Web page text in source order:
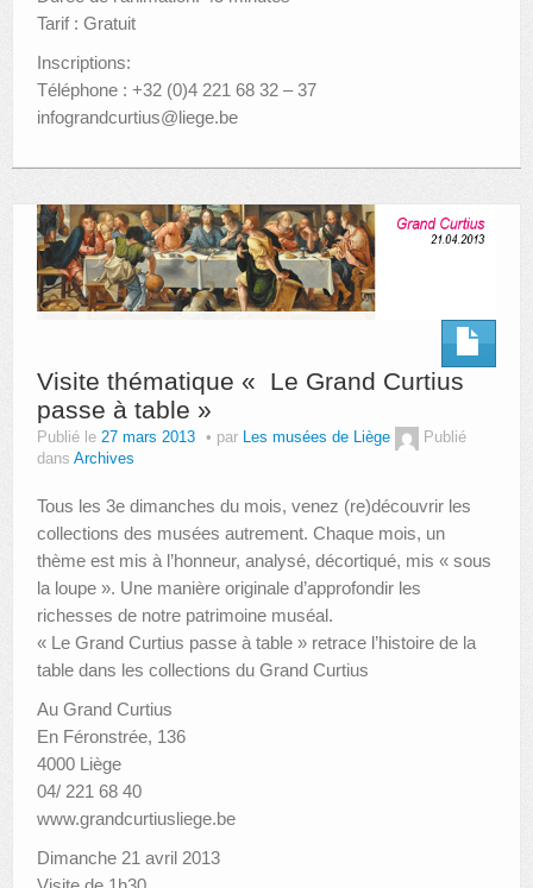
Tarif : Gratuit
Inscriptions:
Téléphone : +32 (0)4 221 68 32 – 37
infograndcurtius@liege.be
Visite thématique « Le Grand Curtius
passe à table »
Publié le 27 mars 2013 par Les musées de Liège
Publié
dans Archives
Tous les 3e dimanches du mois, venez (re)découvrir les
collections des musées autrement. Chaque mois, un
thème est mis à l’honneur, analysé, décortiqué, mis « sous
la loupe ». Une manière originale d’approfondir les
richesses de notre patrimoine muséal.
« Le Grand Curtius passe à table » retrace l’histoire de la
table dans les collections du Grand Curtius
Au Grand Curtius
En Féronstrée, 136
4000 Liège
04/ 221 68 40
www.grandcurtiusliege.be
Dimanche 21 avril 2013